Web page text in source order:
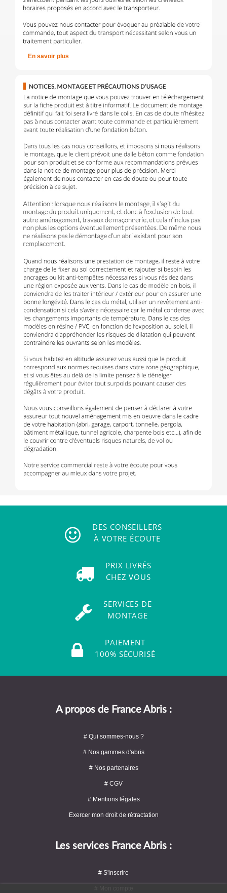
En savoir plus
DES CONSEILLERS
À VOTRE ÉCOUTE
PRIX LIVRÉS
CHEZ VOUS
SERVICES DE
MONTAGE
PAIEMENT
100% SÉCURISÉ
A propos de France Abris :
# Qui sommes-nous ?
# Nos gammes d'abris
# Nos partenaires
# CGV
# Mentions légales
Exercer mon droit de rétractation
Les services France Abris :
# S'inscrire